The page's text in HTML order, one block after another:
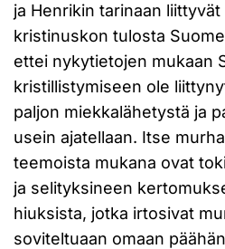
ja Henrikin tarinaan
kristinuskon tulosta
ettei nykytietojen mukaan
kristillistymiseen ole
paljon miekkalähetystä ja
usein ajatellaan. Itse
teemoista mukana ovat
ja selityksineen
hiuksista, jotka irtosivat
soviteltuaan omaan